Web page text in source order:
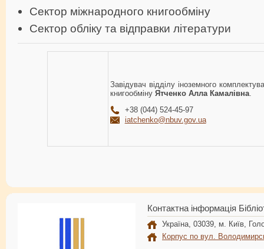
Сектор міжнародного книгообміну
Сектор обліку та відправки літератури
Завідувач відділу іноземного
книгообміну Ятченко Алла Камалівна.
+38 (044) 524-45-97
iatchenko@nbuv.gov.ua
Контактна інформація
Україна, 03039, м. Київ,
Корпус по вул.